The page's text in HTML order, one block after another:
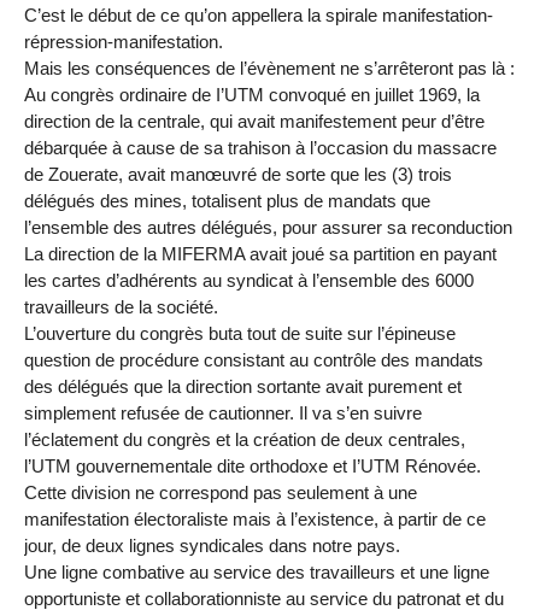
C’est le début de ce qu’on appellera la spirale manifestation-
répression-manifestation.
Mais les conséquences de l’évènement ne s’arrêteront pas là :
Au congrès ordinaire de I’UTM convoqué en juillet 1969, la
direction de la centrale, qui avait manifestement peur d’être
débarquée à cause de sa trahison à l’occasion du massacre
de Zouerate, avait manœuvré de sorte que les (3) trois
délégués des mines, totalisent plus de mandats que
l’ensemble des autres délégués, pour assurer sa reconduction
La direction de la MIFERMA avait joué sa partition en payant
les cartes d’adhérents au syndicat à l’ensemble des 6000
travailleurs de la société.
L’ouverture du congrès buta tout de suite sur l’épineuse
question de procédure consistant au contrôle des mandats
des délégués que la direction sortante avait purement et
simplement refusée de cautionner. Il va s’en suivre
l’éclatement du congrès et la création de deux centrales,
l’UTM gouvernementale dite orthodoxe et I’UTM Rénovée.
Cette division ne correspond pas seulement à une
manifestation électoraliste mais à l’existence, à partir de ce
jour, de deux lignes syndicales dans notre pays.
Une ligne combative au service des travailleurs et une ligne
opportuniste et collaborationniste au service du patronat et du